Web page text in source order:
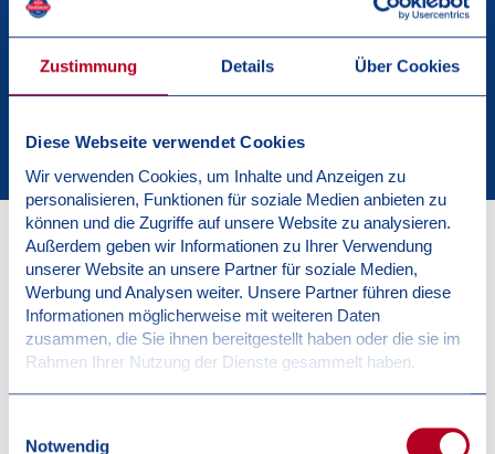
Zustimmung Details Über Cookies
Diese Webseite verwendet Cookies
Wir verwenden Cookies, um Inhalte und Anzeigen zu
personalisieren, Funktionen für soziale Medien anbieten zu
können und die Zugriffe auf unsere Website zu analysieren.
Außerdem geben wir Informationen zu Ihrer Verwendung
unserer Website an unsere Partner für soziale Medien,
Werbung und Analysen weiter. Unsere Partner führen diese
Informationen möglicherweise mit weiteren Daten
zusammen, die Sie ihnen bereitgestellt haben oder die sie im
Rahmen Ihrer Nutzung der Dienste gesammelt haben.
Notwendig
ZU DEN EIGENMARKEN
HISTORIE
UNSERE GESCHICHTE